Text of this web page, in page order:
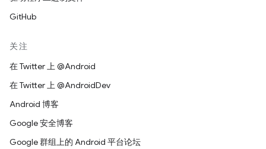
GitHub
关注
在 Twitter 上 @Android
在 Twitter 上 @AndroidDev
Android 博客
Google 安全博客
Google 群组上的 Android 平台论坛